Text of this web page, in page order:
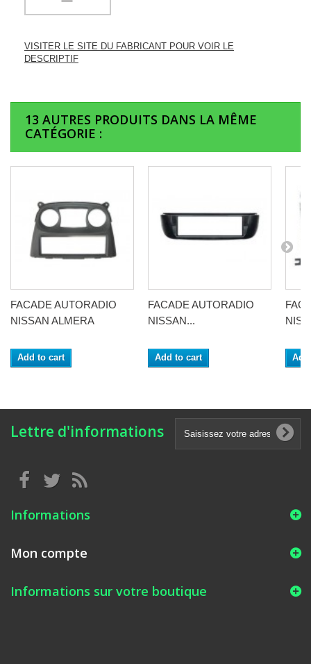
VISITER LE SITE DU FABRICANT POUR VOIR LE
DESCRIPTIF
13 AUTRES PRODUITS DANS LA MÊME
CATÉGORIE :
FACADE AUTORADIO
NISSAN ALMERA
Add to cart
FACADE AUTORADIO
NISSAN...
Add to cart
Lettre d'informations
Informations
Mon compte
Informations sur votre boutique